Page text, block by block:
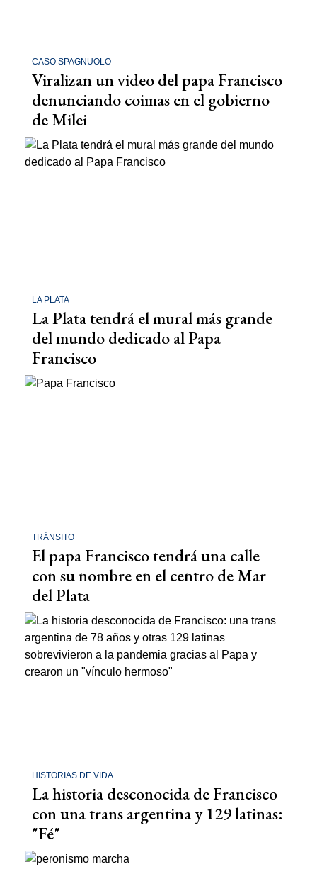
CASO SPAGNUOLO
Viralizan un video del papa Francisco
denunciando coimas en el gobierno
de Milei
LA PLATA
La Plata tendrá el mural más grande
del mundo dedicado al Papa
Francisco
TRÁNSITO
El papa Francisco tendrá una calle
con su nombre en el centro de Mar
del Plata
HISTORIAS DE VIDA
La historia desconocida de Francisco
con una trans argentina y 129 latinas:
"Fé"